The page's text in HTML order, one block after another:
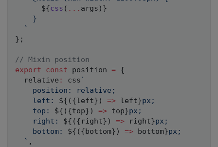
${css ( ... args ) }
    }
`
} ;
// Mixin position
export
const position = {
  relative
: css`
    position: relative;
    left:
${ ( {left} ) => left}px;
    top:
${ ( {top} ) => top}px;
    right:
${ ( {right} ) => right}px;
    bottom:
${ ( {bottom} ) => bottom}px;
` ,